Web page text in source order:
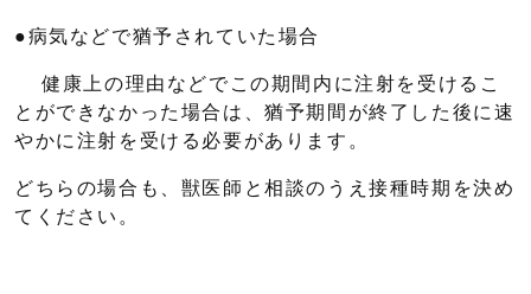
●病気などで猶予されていた場合
健康上の理由などでこの期間内に注射を受けるこ
とができなかった場合は、猶予期間が終了した後に速
やかに注射を受ける必要があります。
どちらの場合も、獣医師と相談のうえ接種時期を決め
てください。